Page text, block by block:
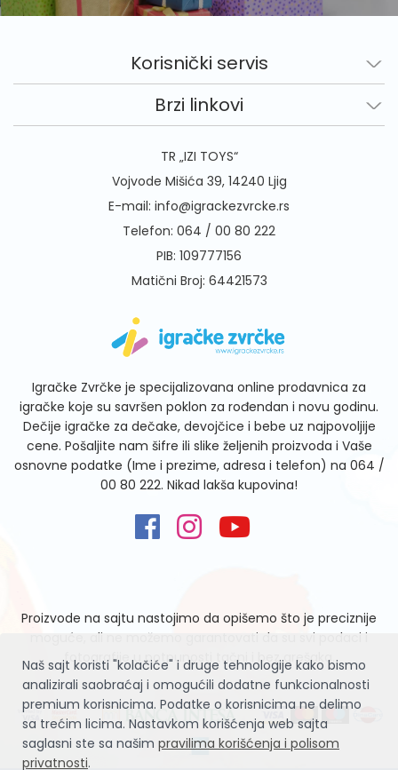
Naš sajt koristi "kolačiće" i druge tehnologije kako bismo
analizirali saobraćaj i omogućili dodatne funkcionalnosti
premium korisnicima. Podatke o korisnicima ne delimo
sa trećim licima. Nastavkom korišćenja web sajta
saglasni ste sa našim pravilima korišćenja i polisom
privatnosti.
Korisnički servis
Brzi linkovi
TR „IZI TOYS“
Vojvode Mišića 39, 14240 Ljig
E-mail: info@igrackezvrcke.rs
Telefon: 064 / 00 80 222
PIB: 109777156
Matični Broj: 64421573
Igračke Zvrčke je specijalizovana online prodavnica za
igračke koje su savršen poklon za rođendan i novu godinu.
Dečije igračke za dečake, devojčice i bebe uz najpovoljije
cene. Pošaljite nam šifre ili slike željenih proizvoda i Vaše
osnovne podatke (Ime i prezime, adresa i telefon) na 064 /
00 80 222. Nikad lakša kupovina!
Proizvode na sajtu nastojimo da opišemo što je preciznije
moguće, ali ne možemo garantovati da su svi podaci i
fotografije u potpunosti tačni i bez grešaka.